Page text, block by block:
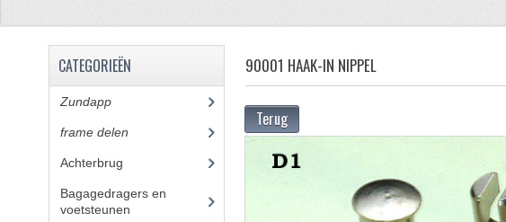
90001 HAAK-IN NIPPEL
Terug
CATEGORIEËN
Zundapp(2591)
frame delen
Achterbrug
Bagagedragers en
voetsteunen